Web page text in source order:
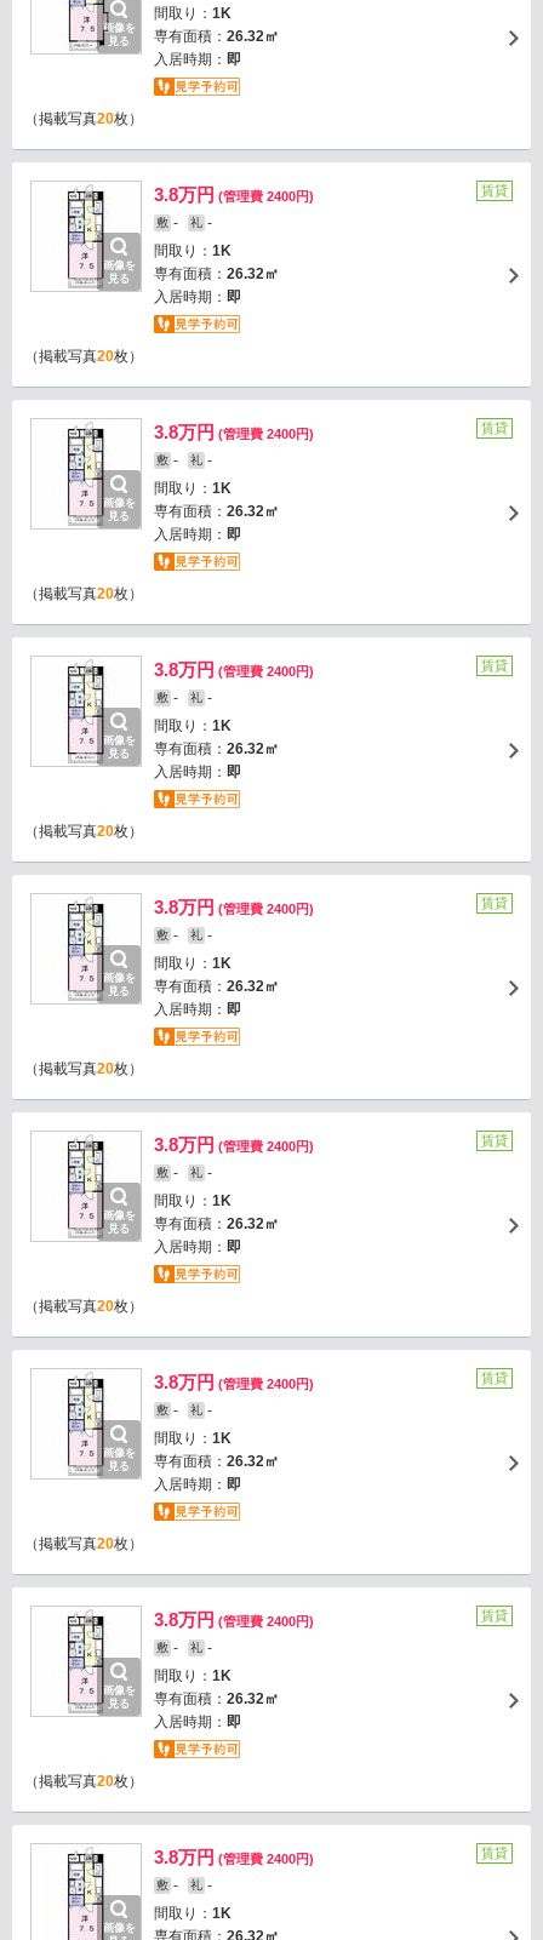
画像を
見る
間取り： 1K
専有面積： 26.32㎡
入居時期： 即
（掲載写真20枚）
画像を
見る
3.8万円 (管理費 2400円)
敷 - 礼 -
間取り： 1K
専有面積： 26.32㎡
入居時期： 即
賃貸
（掲載写真20枚）
画像を
見る
3.8万円 (管理費 2400円)
敷 - 礼 -
間取り： 1K
専有面積： 26.32㎡
入居時期： 即
賃貸
（掲載写真20枚）
画像を
見る
3.8万円 (管理費 2400円)
敷 - 礼 -
間取り： 1K
専有面積： 26.32㎡
入居時期： 即
賃貸
（掲載写真20枚）
画像を
見る
3.8万円 (管理費 2400円)
敷 - 礼 -
間取り： 1K
専有面積： 26.32㎡
入居時期： 即
賃貸
（掲載写真20枚）
画像を
見る
3.8万円 (管理費 2400円)
敷 - 礼 -
間取り： 1K
専有面積： 26.32㎡
入居時期： 即
賃貸
（掲載写真20枚）
画像を
見る
3.8万円 (管理費 2400円)
敷 - 礼 -
間取り： 1K
専有面積： 26.32㎡
入居時期： 即
賃貸
（掲載写真20枚）
画像を
見る
3.8万円 (管理費 2400円)
敷 - 礼 -
間取り： 1K
専有面積： 26.32㎡
入居時期： 即
賃貸
（掲載写真20枚）
画像を
3.8万円 (管理費 2400円)
敷 - 礼 -
間取り： 1K
専有面積： 26.32㎡
賃貸